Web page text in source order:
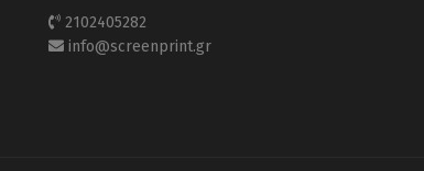
2102405282
info@screenprint.gr